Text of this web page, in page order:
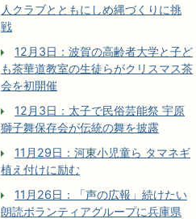
人クラブとともにしめ縄づくりに挑
戦
12月3日：波賀の高齢者大学と子ど
も茶華道教室の生徒らがクリスマス茶
会を初開催
12月3日：太子で民俗芸能祭 宇原
獅子舞保存会が伝統の舞を披露
11月29日：河東小児童ら タマネギ
植え付けに励む
11月26日：「声の広報」続けたい
朗読ボランティアグループに兵庫県